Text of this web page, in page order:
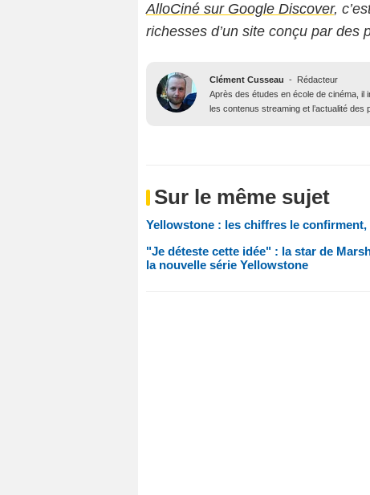
AlloCiné sur Google Discover,
richesses d’un site conçu par des
Clément Cusseau -
Rédacteur
Après des études en école de cinéma, il
les contenus streaming et l’actualité des
Sur le même sujet
Yellowstone : les chiffres le
"Je déteste cette idée" : la star de
la nouvelle série Yellowstone